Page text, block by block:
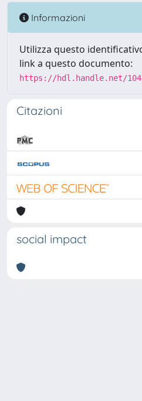
Informazioni
Utilizza questo
link a questo documento:
https://hdl.handle.net/
Citazioni
social impact